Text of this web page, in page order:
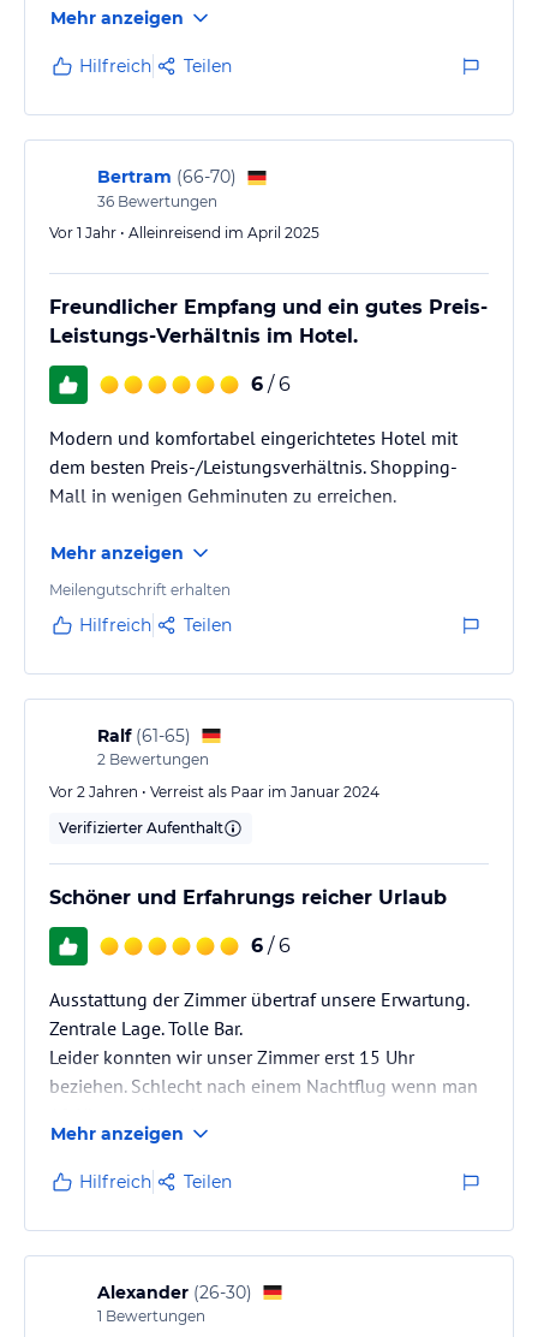
Leihwagen brauche. Die Ausstattung ist sehr gut, es
gibt Nichtraucher- und Raucherzimmer. Zum Relaxen
gibt es einen Pool auf dem Dach, der auch einen
guten Blick auf Ras Al Khaimah bietet. Der Service ist
vorbildlich. Wer allerdings deutsche TV-Programme…
Mehr anzeigen
Hilfreich Teilen
Bertram (66-70)
36 Bewertungen
Vor 1 Jahr • Alleinreisend im April 2025
Freundlicher Empfang und ein gutes Preis-
Leistungs-Verhältnis im Hotel.
6 / 6
Modern und komfortabel eingerichtetes Hotel mit
dem besten Preis-/Leistungsverhältnis. Shopping-
Mall in wenigen Gehminuten zu erreichen.
Mehr anzeigen
Meilengutschrift erhalten
Hilfreich Teilen
Ralf (61-65)
2 Bewertungen
Vor 2 Jahren • Verreist als Paar im Januar 2024
Verifizierter Aufenthalt
Schöner und Erfahrungs reicher Urlaub
6 / 6
Ausstattung der Zimmer übertraf unsere Erwartung.
Zentrale Lage. Tolle Bar.
Leider konnten wir unser Zimmer erst 15 Uhr
beziehen. Schlecht nach einem Nachtflug wenn man
Mehr anzeigen
Hilfreich Teilen
Alexander (26-30)
1 Bewertungen